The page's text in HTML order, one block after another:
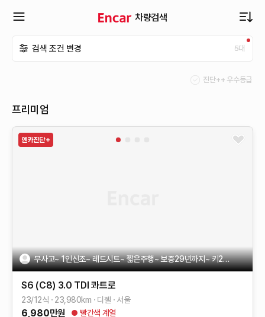
차량검색
뉴
검색 조건 변경 5대
진단++ 우수등급
프리미엄
무사고~ 1인신조~ 레드시트~ 짧은주행~ 보증29년까지~ 키2개~
S6 (C8) 3.0 TDI 콰트로
23/12식 23,980km 디젤 서울
6,980만원 빨간색 계열